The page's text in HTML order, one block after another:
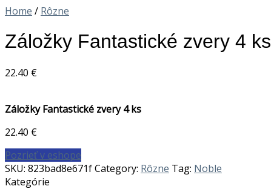
Home / Rôzne
Záložky Fantastické zvery 4 ks
22.40 €
Záložky Fantastické zvery 4 ks
22.40 €
Pozrieť v eshope
SKU: 823bad8e671fCategory: Rôzne Tag: Noble
Kategórie